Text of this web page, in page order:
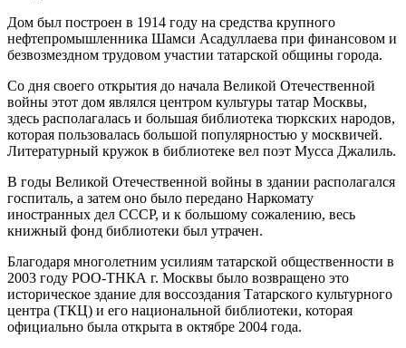
Дом был построен в 1914 году на средства крупного
нефтепромышленника Шамси Асадуллаева при финансовом и
безвозмездном трудовом участии татарской общины города.
Со дня своего открытия до начала Великой Отечественной
войны этот дом являлся центром культуры татар Москвы,
здесь располагалась и большая библиотека тюркских народов,
которая пользовалась большой популярностью у москвичей.
Литературный кружок в библиотеке вел поэт Мусса Джалиль.
В годы Великой Отечественной войны в здании располагался
госпиталь, а затем оно было передано Наркомату
иностранных дел СССР, и к большому сожалению, весь
книжный фонд библиотеки был утрачен.
Благодаря многолетним усилиям татарской общественности в
2003 году РОО-ТНКА г. Москвы было возвращено это
историческое здание для воссоздания Татарского культурного
центра (ТКЦ) и его национальной библиотеки, которая
официально была открыта в октябре 2004 года.